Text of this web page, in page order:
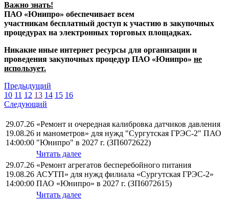
Важно знать!
ПАО «Юнипро» обеспечивает всем
участникам бесплатный доступ к участию в закупочных
процедурах на электронных торговых площадках.
Никакие иные интернет ресурсы для организации и
проведения закупочных процедур ПАО «Юнипро» не
использует.
Предыдущий
10 11 12 13 14 15 16
Следующий
29.07.26
19.08.26
14:00:00
«Ремонт и очередная калибровка датчиков давления
и манометров» для нужд "Сургутская ГРЭС-2" ПАО
"Юнипро" в 2027 г. (ЗП6072622)
Читать далее
29.07.26
19.08.26
14:00:00
«Ремонт агрегатов бесперебойного питания
АСУТП» для нужд филиала «Сургутская ГРЭС-2»
ПАО «Юнипро» в 2027 г. (ЗП6072615)
Читать далее